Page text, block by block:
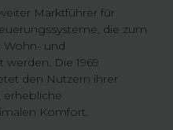
Marktführer für
die zum
Wohn- und
Die 1969
den Nutzern ihrer
erhebliche
Komfort.